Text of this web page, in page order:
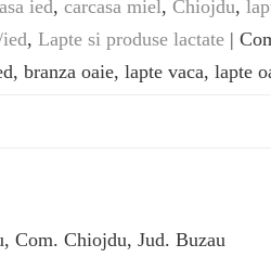
ied, carcasa miel, Chiojdu,
, Lapte si produse lactate |
branza oaie, lapte vaca, lapte
Com. Chiojdu, Jud. Buzau